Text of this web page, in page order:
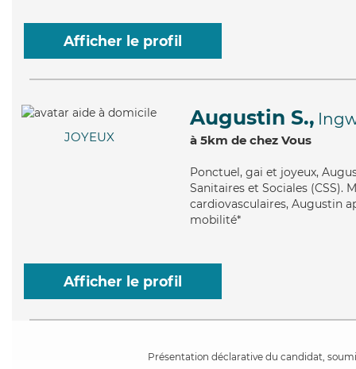
Afficher le profil
JOYEUX
Augustin S.,
à 5km de chez Vous
Ponctuel, gai et joyeux,
Sanitaires et Sociales (CSS).
cardiovasculaires, Augustin
mobilité*
Afficher le profil
Présentation déclarative du candidat,